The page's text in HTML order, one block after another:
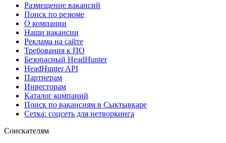
Размещение вакансий
Поиск по резюме
О компании
Наши вакансии
Реклама на сайте
Требования к ПО
Безопасный HeadHunter
HeadHunter API
Партнерам
Инвесторам
Каталог компаний
Поиск по вакансиям в Сыктывкаре
Сетка: соцсеть для нетворкинга
Соискателям